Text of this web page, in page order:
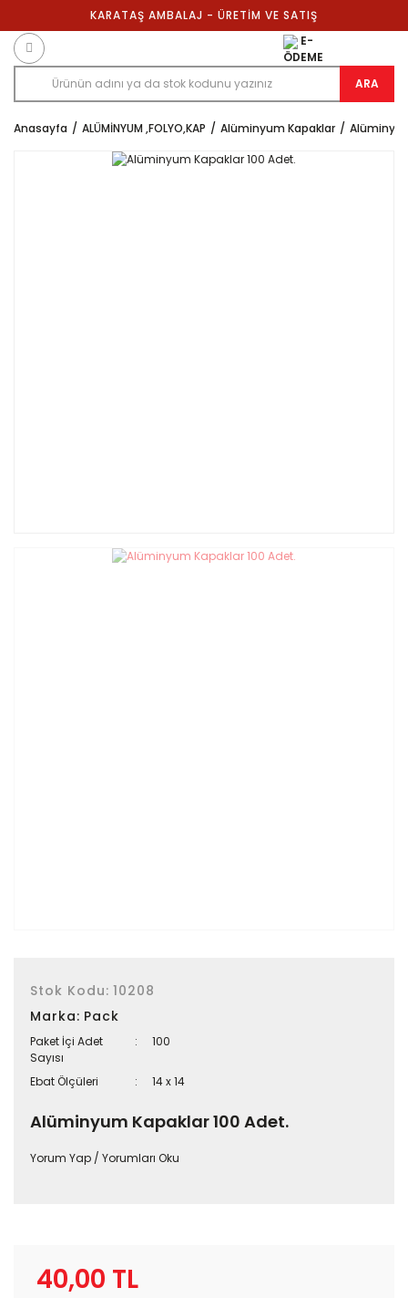
KARATAŞ AMBALAJ - ÜRETİM VE SATIŞ
ARA
E-
ÖDEME
Anasayfa ALÜMİNYUM ,FOLYO,KAP Alüminyum Kapaklar
Stok Kodu: 10208
Marka: Pack
Paket İçi Adet
Sayısı
100
Ebat Ölçüleri 14 x 14
Alüminyum Kapaklar 100 Adet.
Yorum Yap / Yorumları Oku
40,00 TL